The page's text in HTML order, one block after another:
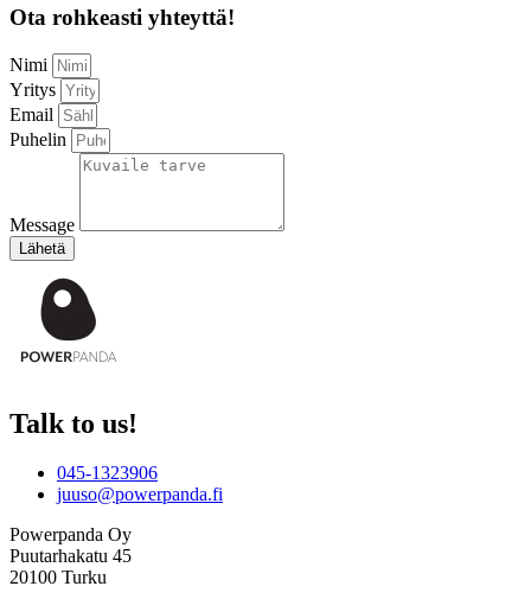
Ota rohkeasti yhteyttä!
Nimi
Yritys
Email
Puhelin
Message
Lähetä
Talk to us!
045-1323906
juuso@powerpanda.fi
Powerpanda Oy
Puutarhakatu 45
20100 Turku